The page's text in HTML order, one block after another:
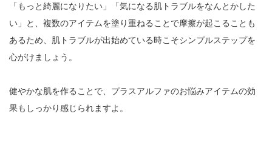
「もっと綺麗になりたい」「気になる肌トラブルをなんとかした
い」と、複数のアイテムを塗り重ねることで摩擦が起こることも
あるため、肌トラブルが出始めている時こそシンプルステップを
心がけましょう。
健やかな肌を作ることで、プラスアルファのお悩みアイテムの効
果もしっかり感じられますよ。